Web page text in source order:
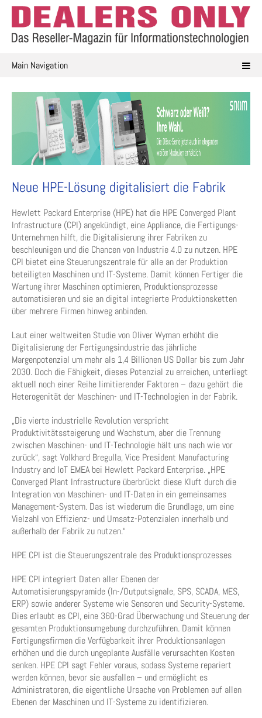
Skip
content
Main Navigation
Neue HPE-Lösung digitalisiert die Fabrik
Hewlett Packard Enterprise (HPE) hat die HPE Converged Plant
Infrastructure (CPI) angekündigt, eine Appliance, die Fertigungs-
Unternehmen hilft, die Digitalisierung ihrer Fabriken zu
beschleunigen und die Chancen von Industrie 4.0 zu nutzen. HPE
CPI bietet eine Steuerungszentrale für alle an der Produktion
beteiligten Maschinen und IT-Systeme. Damit können Fertiger die
Wartung ihrer Maschinen optimieren, Produktionsprozesse
automatisieren und sie an digital integrierte Produktionsketten
über mehrere Firmen hinweg anbinden.
Laut einer weltweiten Studie von Oliver Wyman erhöht die
Digitalisierung der Fertigungsindustrie das jährliche
Margenpotenzial um mehr als 1,4 Billionen US Dollar bis zum Jahr
2030. Doch die Fähigkeit, dieses Potenzial zu erreichen, unterliegt
aktuell noch einer Reihe limitierender Faktoren – dazu gehört die
Heterogenität der Maschinen- und IT-Technologien in der Fabrik.
„Die vierte industrielle Revolution verspricht
Produktivitätssteigerung und Wachstum, aber die Trennung
zwischen Maschinen- und IT-Technologie hält uns nach wie vor
zurück“, sagt Volkhard Bregulla, Vice President Manufacturing
Industry and IoT EMEA bei Hewlett Packard Enterprise. „HPE
Converged Plant Infrastructure überbrückt diese Kluft durch die
Integration von Maschinen- und IT-Daten in ein gemeinsames
Management-System. Das ist wiederum die Grundlage, um eine
Vielzahl von Effizienz- und Umsatz-Potenzialen innerhalb und
außerhalb der Fabrik zu nutzen.“
HPE CPI ist die Steuerungszentrale des Produktionsprozesses
HPE CPI integriert Daten aller Ebenen der
Automatisierungspyramide (In-/Outputsignale, SPS, SCADA, MES,
ERP) sowie anderer Systeme wie Sensoren und Security-Systeme.
Dies erlaubt es CPI, eine 360-Grad Überwachung und Steuerung der
gesamten Produktionsumgebung durchzuführen. Damit können
Fertigungsfirmen die Verfügbarkeit ihrer Produktionsanlagen
erhöhen und die durch ungeplante Ausfälle verursachten Kosten
senken. HPE CPI sagt Fehler voraus, sodass Systeme repariert
werden können, bevor sie ausfallen – und ermöglicht es
Administratoren, die eigentliche Ursache von Problemen auf allen
Ebenen der Maschinen und IT-Systeme zu identifizieren.